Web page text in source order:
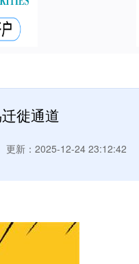
徙通道
更新：2025-12-24 23:12:42